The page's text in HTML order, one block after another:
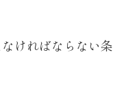
ければならない条